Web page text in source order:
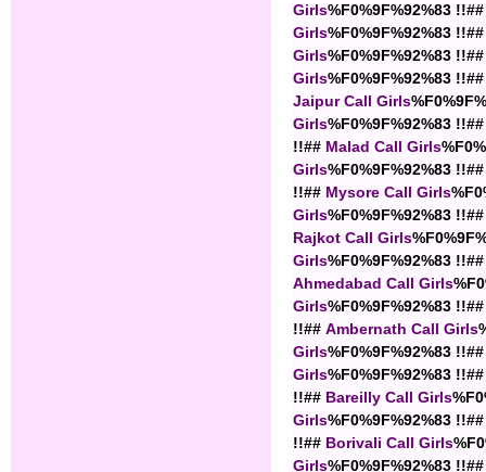
Girls%F0%9F%92%83 !!##
Girls%F0%9F%92%83 !!##
Girls%F0%9F%92%83 !!##
Girls%F0%9F%92%83 !!##
Jaipur Call Girls
Girls%F0%9F%92%83 !!##
!!## Malad Call Girls
Girls%F0%9F%92%83 !!##
!!## Mysore Call Girls
Girls%F0%9F%92%83 !!##
Rajkot Call Girls
Girls%F0%9F%92%83 !!##
Ahmedabad Call Girls
Girls%F0%9F%92%83 !!##
!!## Ambernath Call Girls
Girls%F0%9F%92%83 !!##
Girls%F0%9F%92%83 !!##
!!## Bareilly Call Girls
Girls%F0%9F%92%83 !!##
!!## Borivali Call Girls
Girls%F0%9F%92%83 !!##